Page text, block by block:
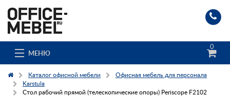
МЕНЮ
0
Каталог офисной мебели
Офисная мебель для персонала
Karstula
Стол рабочий прямой (телескопические опоры) Periscope F2102